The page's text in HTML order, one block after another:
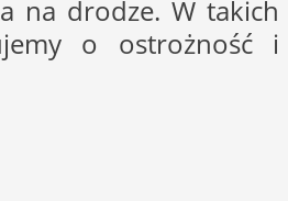
na drodze. W takich
o ostrożność i